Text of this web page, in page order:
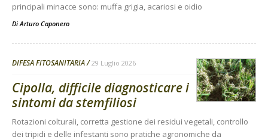
principali minacce sono: muffa grigia, acariosi e oidio
Di Arturo Caponero
DIFESA FITOSANITARIA 29 Luglio 2026
Cipolla, difficile diagnosticare i
sintomi da stemfiliosi
Rotazioni colturali, corretta gestione dei residui vegetali, controllo
dei tripidi e delle infestanti sono pratiche agronomiche da